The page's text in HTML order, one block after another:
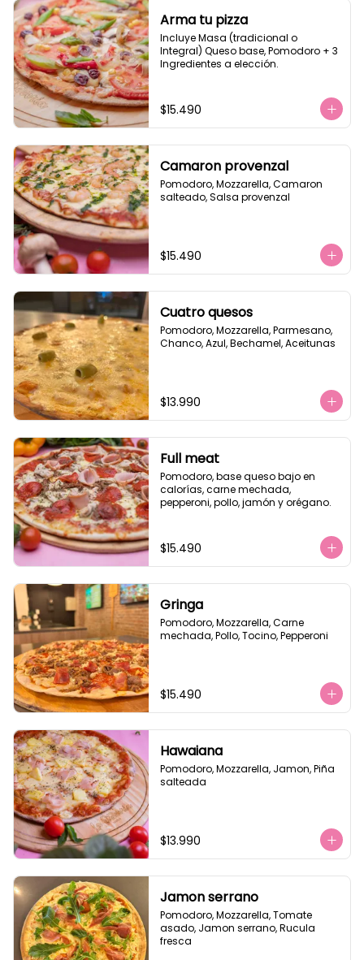
Arma tu pizza
Incluye Masa (tradicional o
Integral) Queso base, Pomodoro + 3
Ingredientes a elección.
$15.490
Camaron provenzal
Pomodoro, Mozzarella, Camaron
salteado, Salsa provenzal
$15.490
Cuatro quesos
Pomodoro, Mozzarella, Parmesano,
Chanco, Azul, Bechamel, Aceitunas
$13.990
Full meat
Pomodoro, base queso bajo en
calorías, carne mechada,
pepperoni, pollo, jamón y orégano.
$15.490
Gringa
Pomodoro, Mozzarella, Carne
mechada, Pollo, Tocino, Pepperoni
$15.490
Hawaiana
Pomodoro, Mozzarella, Jamon, Piña
salteada
$13.990
Jamon serrano
Pomodoro, Mozzarella, Tomate
asado, Jamon serrano, Rucula
fresca